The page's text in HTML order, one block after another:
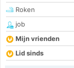
Roken
job
Mijn vrienden
Lid sinds